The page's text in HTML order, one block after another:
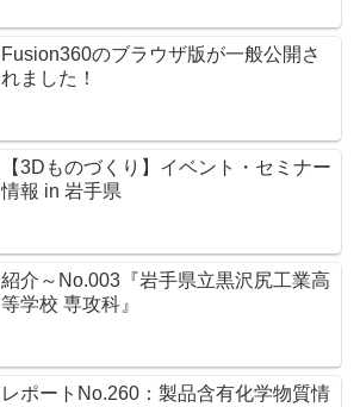
Fusion360のブラウザ版が一般公開さ
れました！
【3Dものづくり】イベント・セミナー
情報 in 岩手県
紹介～No.003『岩手県立黒沢尻工業高
等学校 専攻科』
レポートNo.260：製品含有化学物質情